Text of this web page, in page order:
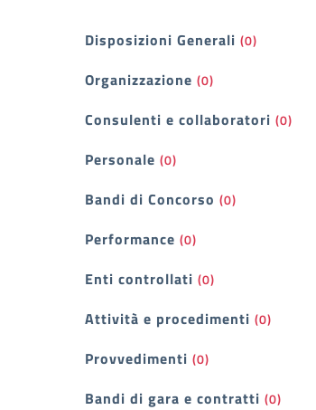
Filtri
Disposizioni Generali (0)
Organizzazione (0)
Consulenti e collaboratori (0)
Personale (0)
Bandi di Concorso (0)
Performance (0)
Enti controllati (0)
Attività e procedimenti (0)
Provvedimenti (0)
Bandi di gara e contratti (0)